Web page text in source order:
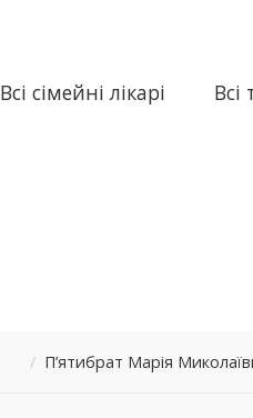
Всі сімейні лікарі Всі
/ П’ятибрат Марія